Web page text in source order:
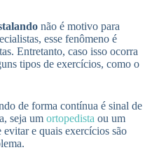
não é motivo para
esse fenômeno é
Entretanto, caso isso ocorra
tipos de exercícios, como o
de forma contínua é sinal de
seja um ortopedista ou um
e quais exercícios são